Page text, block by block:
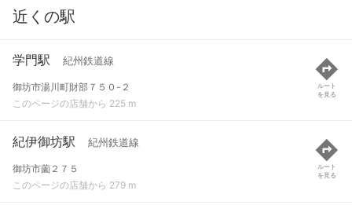
近くの駅
学門駅 紀州鉄道線
御坊市湯川町財部７５０-２
このページの店舗から 225 m
ルート
を見る
紀伊御坊駅 紀州鉄道線
御坊市薗２７５
このページの店舗から 279 m
ルート
を見る